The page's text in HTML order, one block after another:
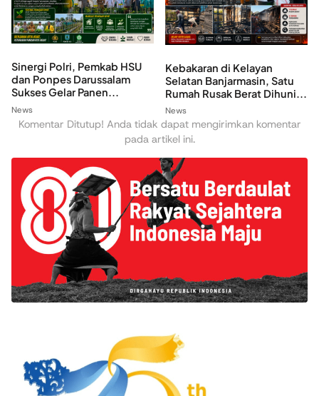
Sinergi Polri, Pemkab HSU
dan Ponpes Darussalam
Sukses Gelar Panen...
News
Kebakaran di Kelayan
Selatan Banjarmasin, Satu
Rumah Rusak Berat Dihuni...
News
Komentar Ditutup! Anda tidak dapat mengirimkan komentar
pada artikel ini.